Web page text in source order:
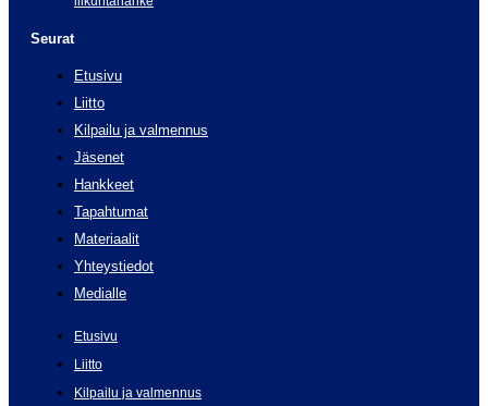
Seurat
Etusivu
Liitto
Kilpailu ja valmennus
Jäsenet
Hankkeet
Tapahtumat
Materiaalit
Yhteystiedot
Medialle
Etusivu
Liitto
Kilpailu ja valmennus